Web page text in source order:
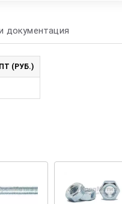
документация
(РУБ.)